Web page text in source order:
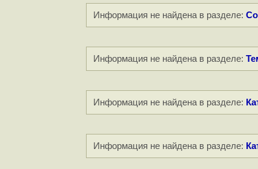
Информация не найдена в разделе:
Информация не найдена в разделе:
Информация не найдена в разделе:
Информация не найдена в разделе: